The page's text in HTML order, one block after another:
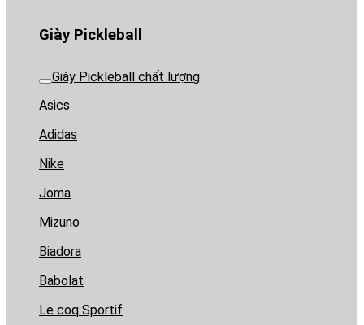
Giày Pickleball
Giày Pickleball chất lượng
Asics
Adidas
Nike
Joma
Mizuno
Biadora
Babolat
Le coq Sportif